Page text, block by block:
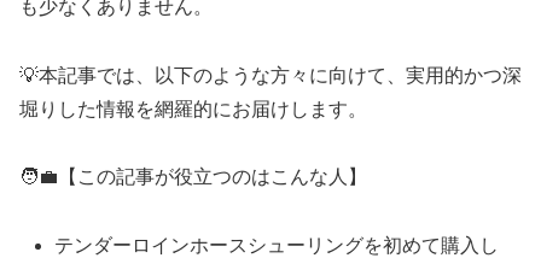
も少なくありません。
💡本記事では、以下のような方々に向けて、実用的かつ深
堀りした情報を網羅的にお届けします。
🧑‍💼【この記事が役立つのはこんな人】
テンダーロインホースシューリングを初めて購入し